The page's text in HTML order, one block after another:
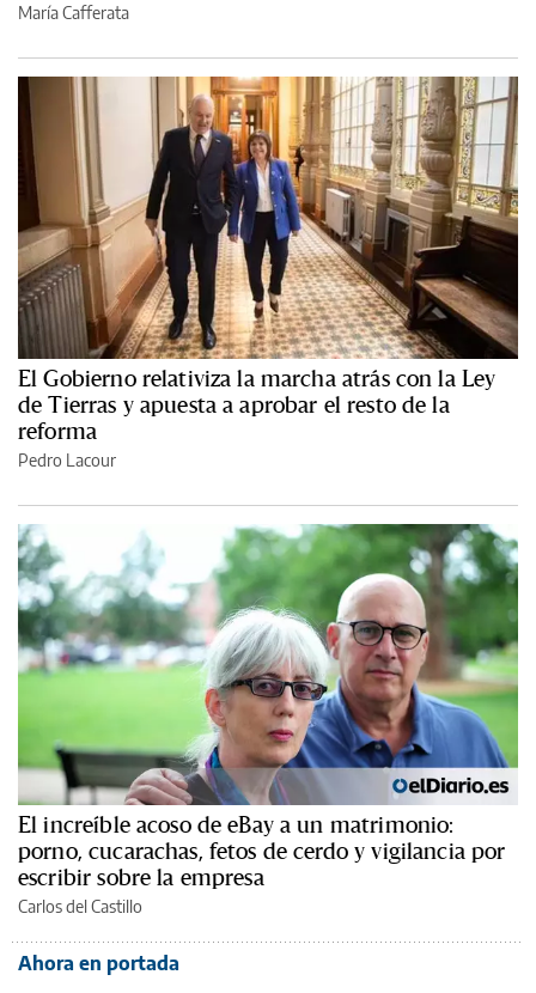
María Cafferata
El Gobierno relativiza la marcha atrás con la Ley
de Tierras y apuesta a aprobar el resto de la
reforma
Pedro Lacour
El increíble acoso de eBay a un matrimonio:
porno, cucarachas, fetos de cerdo y vigilancia por
escribir sobre la empresa
Carlos del Castillo
Ahora en portada